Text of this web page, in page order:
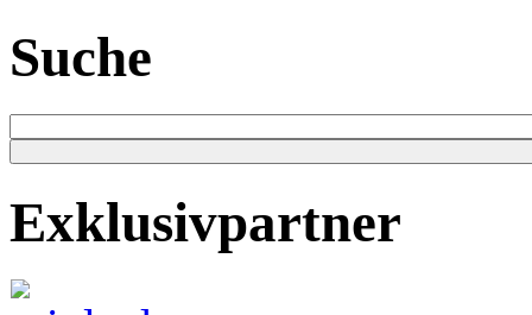
Suche
Exklusivpartner